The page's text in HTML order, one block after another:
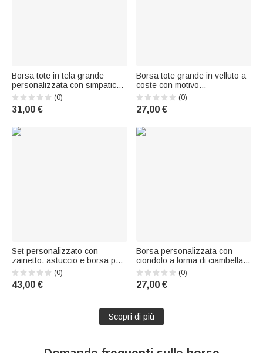
Borsa tote in tela grande
personalizzata con simpatica
oca, nome e cognome: regalo
per l'uso quotidiano e per il
rientro a scuola, ideale per la
(0)
31,00 €
Borsa tote grande in velluto a
coste con motivo
personalizzato all’uncinetto e
nome, ideale per l’uso
quotidiano e come regalo di
appassionata di uncinetto
(0)
27,00 €
Set personalizzato con
zainetto, astuccio e borsa per
il pranzo con il fiore del mese
di nascita e nome: regalo per il
rientro a scuola e per il
(0)
43,00 €
Borsa personalizzata con
ciondolo a forma di ciambella a
strisce con fiori e ananas,
ricamata con il nome: regalo
perfetto per le vacanze estive,
compleanni dei bambini
(0)
27,00 €
Scopri di più